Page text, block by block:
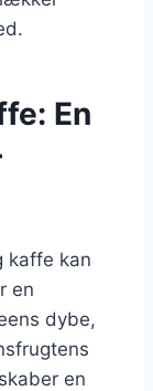
En
kaffe kan
en
dybe,
en